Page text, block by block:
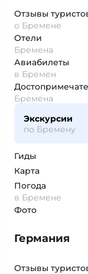
Отзывы
о Бремене
Отели
Бремена
Авиабилеты
в Бремен
Бремена
Экскурсии
по Бремену
Гиды
Карта
Погода
в Бремене
Фото
Германия
Отзывы